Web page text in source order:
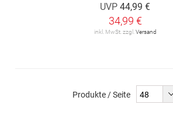
UVP 44,99 €
34,99 €
inkl. MwSt. zzgl. Versand
Produkte / Seite